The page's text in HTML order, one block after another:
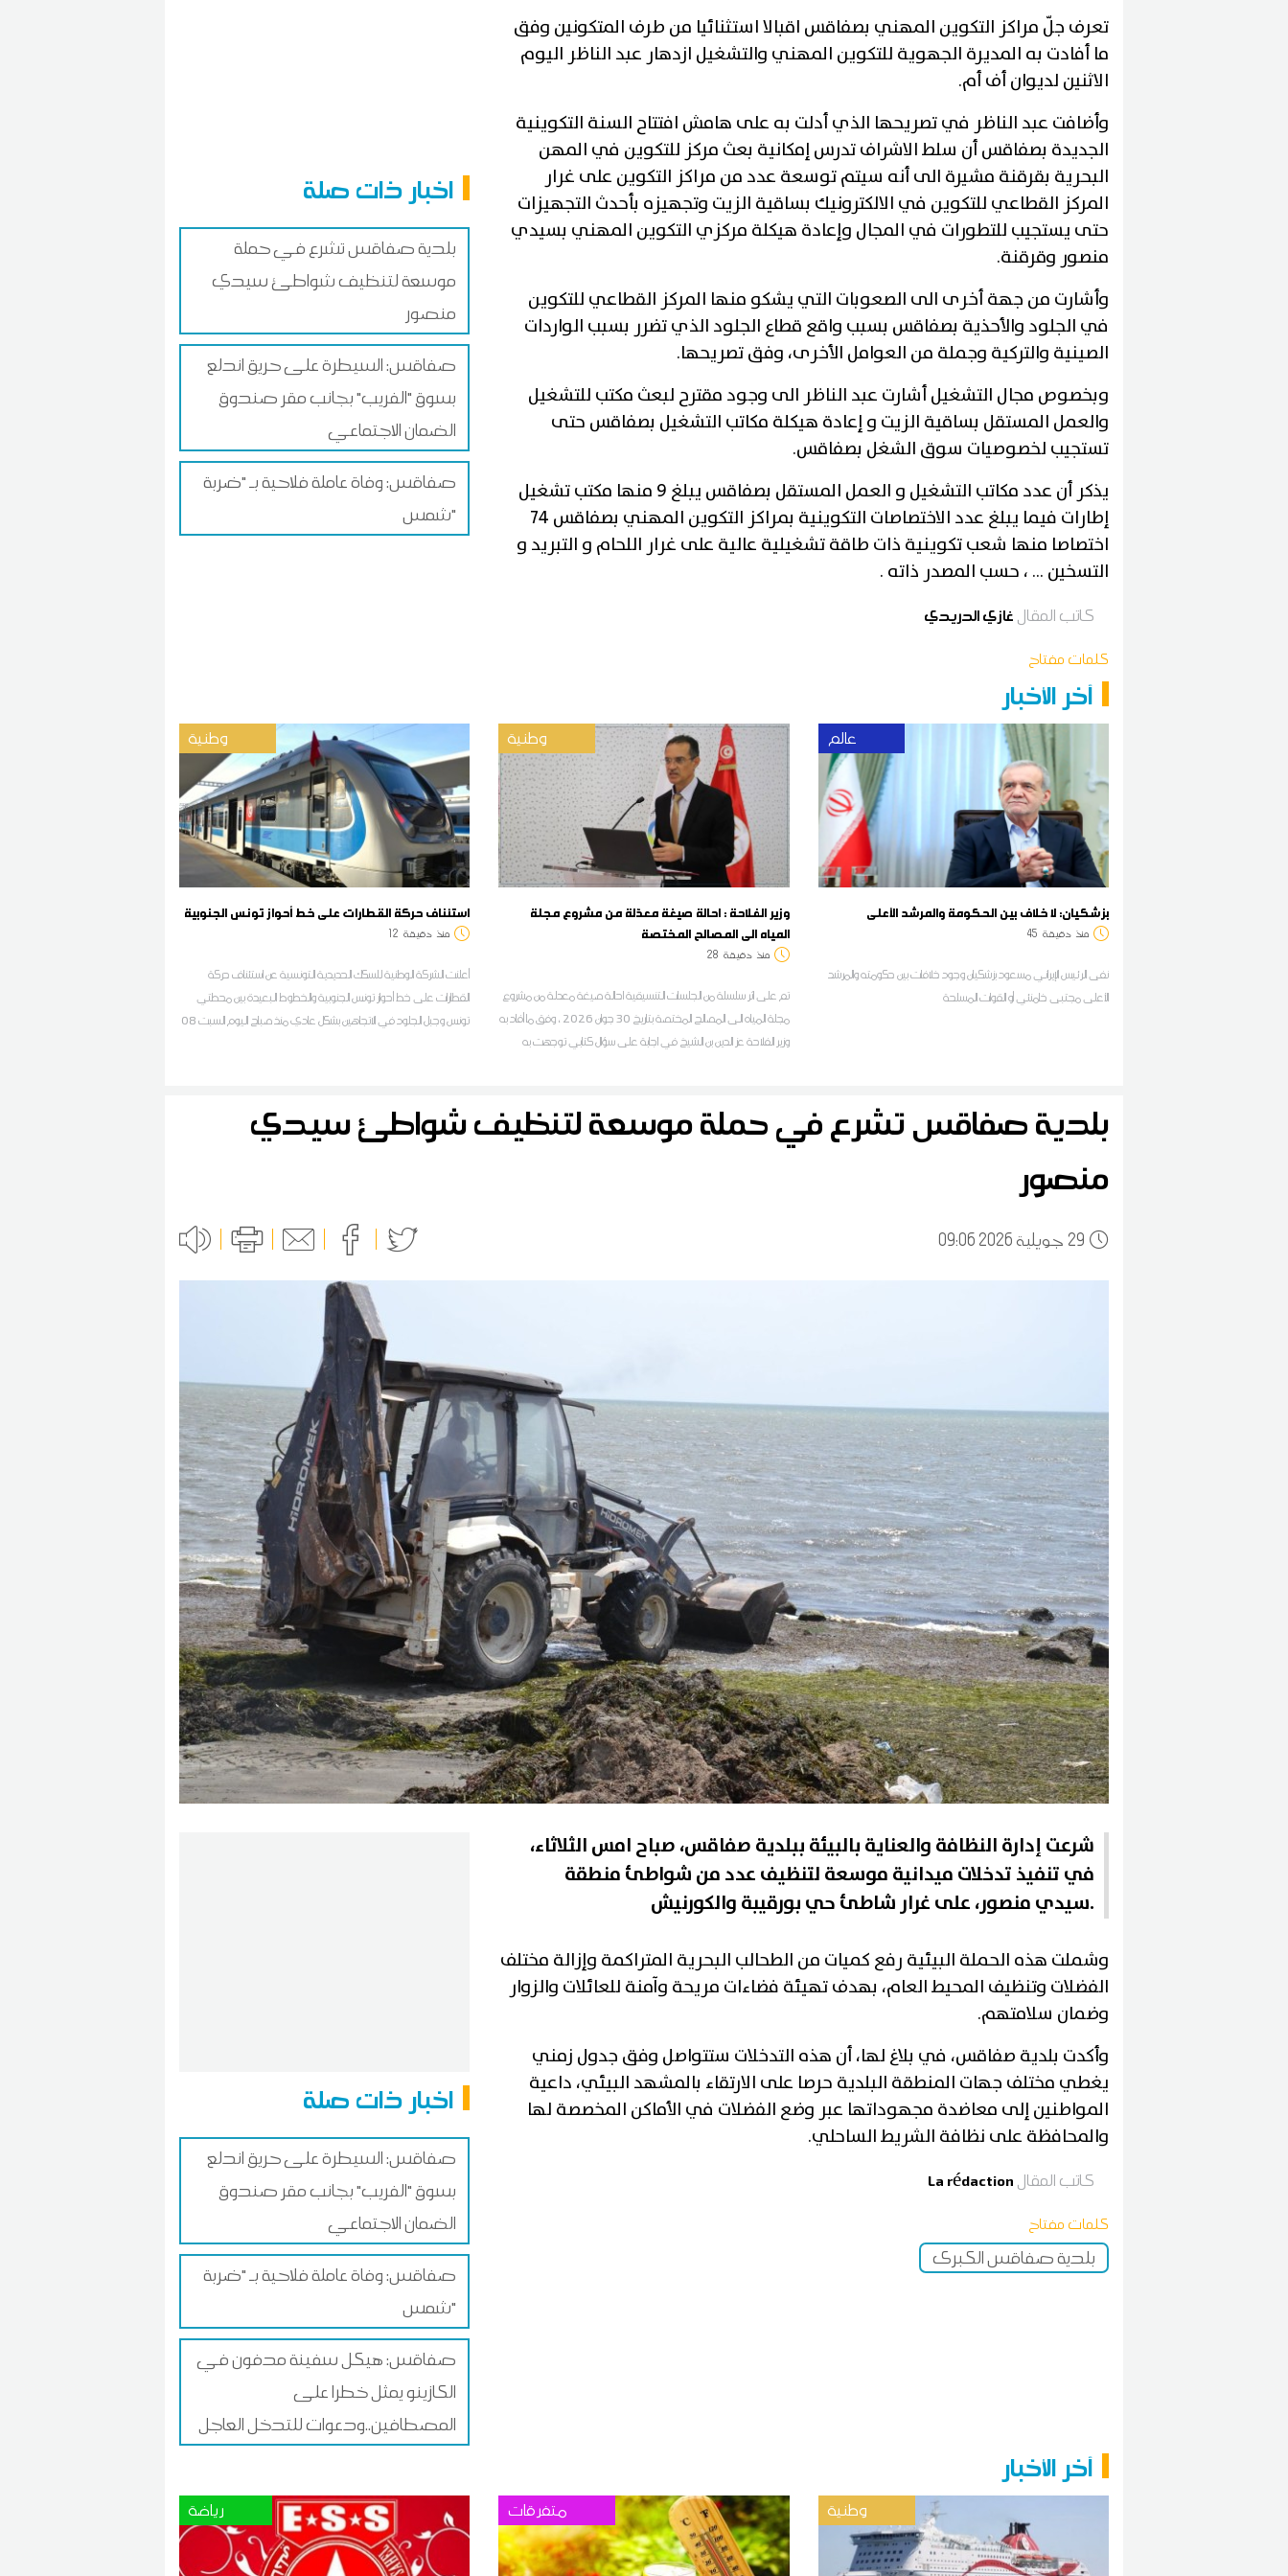
اخبار ذات صلة
بلدية صفاقس تشرع في حملة
موسعة لتنظيف شواطئ سيدي
منصور
صفاقس: السيطرة على حريق اندلع
بسوق "الفريب" بجانب مقر صندوق
الضمان الاجتماعي
صفاقس: وفاة عاملة فلاحية بـ "ضربة
شمس"
تعرف جلّ مراكز التكوين المهني بصفاقس اقبالا استثنائيا من طرف المتكونين وفق
ما أفادت به المديرة الجهوية للتكوين المهني والتشغيل ازدهار عبد الناظر اليوم
الاثنين لديوان أف أم.
وأضافت عبد الناظر في تصريحها الذي أدلت به على هامش افتتاح السنة التكوينية
الجديدة بصفاقس أن سلط الاشراف تدرس إمكانية بعث مركز للتكوين في المهن
البحرية بقرقنة مشيرة الى أنه سيتم توسعة عدد من مراكز التكوين على غرار
المركز القطاعي للتكوين في الالكترونيك بساقية الزيت وتجهيزه بأحدث التجهيزات
حتى يستجيب للتطورات في المجال وإعادة هيكلة مركزي التكوين المهني بسيدي
منصور وقرقنة.
وأشارت من جهة أخرى الى الصعوبات التي يشكو منها المركز القطاعي للتكوين
في الجلود والأحذية بصفاقس بسبب واقع قطاع الجلود الذي تضرر بسبب الواردات
الصينية والتركية وجملة من العوامل الأخرى، وفق تصريحها.
وبخصوص مجال التشغيل أشارت عبد الناظر الى وجود مقترح لبعث مكتب للتشغيل
والعمل المستقل بساقية الزيت و إعادة هيكلة مكاتب التشغيل بصفاقس حتى
تستجيب لخصوصيات سوق الشغل بصفاقس.
يذكر أن عدد مكاتب التشغيل و العمل المستقل بصفاقس يبلغ 9 منها مكتب تشغيل
إطارات فيما يبلغ عدد الاختصاصات التكوينية بمراكز التكوين المهني بصفاقس 74
اختصاصا منها شعب تكوينية ذات طاقة تشغيلية عالية على غرار اللحام و التبريد و
التسخين ... ، حسب المصدر ذاته .
كاتب المقال غازي الدريدي
كلمات مفتاح
آخر الأخبار
وطنية
استئناف حركة القطارات على خط أحواز تونس الجنوبية
منذ دقيقة 12
أعلنت الشركة الوطنية للسكك الحديدية التونسية عن استئناف حركة
القطارات على خط أحواز تونس الجنوبية والخطوط البعيدة بين محطتي
تونس وجبل الجلود في الاتجاهين بشكل عادي منذ صباح اليوم السبت 08
وطنية
وزير الفلاحة : احالة صيغة معدّلة من مشروع مجلة
المياه الى المصالح المختصة
منذ دقيقة 28
تم على اثر سلسلة من الجلسات التنسيقية احالة صيغة معدلة من مشروع
مجلة المياه الى المصالح المختصة بتاريخ 30 جوان 2026 ، وفق ما أفاد به
وزير الفلاحة عز الدين بن الشيخ في اجابة على سؤال كتابي توجهت به
عالم
بزشكيان: لا خلاف بين الحكومة والمرشد الأعلى
منذ دقيقة 45
نفى الرئيس الإيراني مسعود بزشكيان وجود خلافات بين حكومته والمرشد
الأعلى مجتبى خامنئي أو القوات المسلحة
بلدية صفاقس تشرع في حملة موسعة لتنظيف شواطئ سيدي
منصور
29 09:06 2026 جويلية
اخبار ذات صلة
صفاقس: السيطرة على حريق اندلع
بسوق "الفريب" بجانب مقر صندوق
الضمان الاجتماعي
صفاقس: وفاة عاملة فلاحية بـ "ضربة
شمس"
صفاقس: هيكل سفينة مدفون في
الكازينو يمثل خطرا على
المصطافين..ودعوات للتدخل العاجل
شرعت إدارة النظافة والعناية بالبيئة ببلدية صفاقس، صباح امس الثلاثاء،
في تنفيذ تدخلات ميدانية موسعة لتنظيف عدد من شواطئ منطقة
سيدي منصور، على غرار شاطئ حي بورقيبة والكورنيش.
وشملت هذه الحملة البيئية رفع كميات من الطحالب البحرية المتراكمة وإزالة مختلف
الفضلات وتنظيف المحيط العام، بهدف تهيئة فضاءات مريحة وآمنة للعائلات والزوار
وضمان سلامتهم.
وأكدت بلدية صفاقس، في بلاغ لها، أن هذه التدخلات ستتواصل وفق جدول زمني
يغطي مختلف جهات المنطقة البلدية حرصا على الارتقاء بالمشهد البيئي، داعية
المواطنين إلى معاضدة مجهوداتها عبر وضع الفضلات في الأماكن المخصصة لها
والمحافظة على نظافة الشريط الساحلي.
كاتب المقال La rédaction
كلمات مفتاح
بلدية صفاقس الكبرى
آخر الأخبار
رياضة متفرقات وطنية